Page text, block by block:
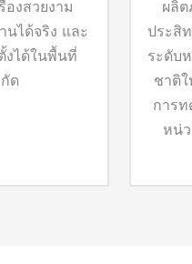
องสวยงาม
นได้จริง และ
งได้ในพื้นที่
ด
ผลิ
ประสิ
ระดับ
ชาติ
การท
หน่